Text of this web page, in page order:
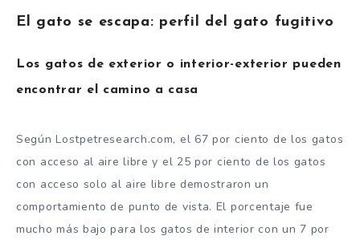
El gato se escapa: perfil del gato fugitivo
Los gatos de exterior o interior-exterior pueden
encontrar el camino a casa
Según Lostpetresearch.com, el 67 por ciento de los gatos
con acceso al aire libre y el 25 por ciento de los gatos
con acceso solo al aire libre demostraron un
comportamiento de punto de vista. El porcentaje fue
mucho más bajo para los gatos de interior con un 7 por